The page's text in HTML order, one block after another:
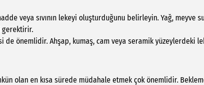
veya sıvının lekeyi oluşturduğunu belirleyin. Yağ, meyve
gerektirir.
de önemlidir. Ahşap, kumaş, cam veya seramik yüzeylerdeki
olan en kısa sürede müdahale etmek çok önemlidir.